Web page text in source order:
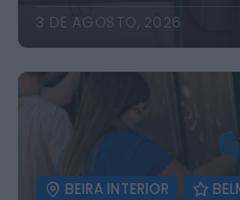
3 DE AGOSTO, 2026
BEIRA INTERIOR